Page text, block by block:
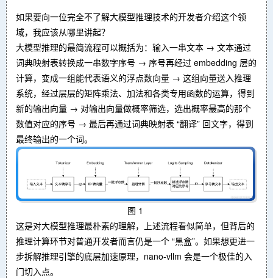
如果要向一位完全不了解大模型推理技术的开发者介绍这个领
域，我应该从哪里讲起？
大模型推理的最简流程可以概括为：输入一串文本 → 文本通过
词典映射表转换成一串数字序号 → 序号再经过 embedding 层的
计算，变成一组能代表语义的浮点数向量 → 这组向量送入推理
系统，经过层层的矩阵乘法、加法和各类专用函数的运算，得到
新的输出向量 → 对输出向量做概率筛选，选出概率最高的那个
数值对应的序号 → 最后再通过词典映射表 “翻译” 回文字，得到
最终输出的一个词。
图 1
这是对大模型推理最朴素的理解，上述流程看似简单，但背后的
推理计算环节对普通开发者而言仍是一个 “黑盒”。如果想更进一
步拆解推理引擎的底层加速原理，nano-vllm 会是一个极佳的入
门切入点。